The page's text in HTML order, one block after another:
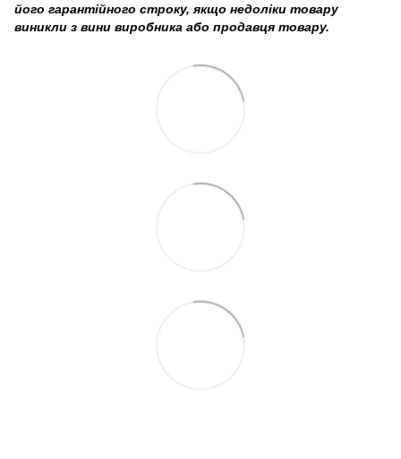
його гарантійного строку, якщо недоліки товару
виникли з вини виробника або продавця товару.